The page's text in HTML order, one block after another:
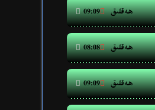
 09:09 ھەقلىق
 08:08 ھەقلىق
 09:09 ھەقلىق